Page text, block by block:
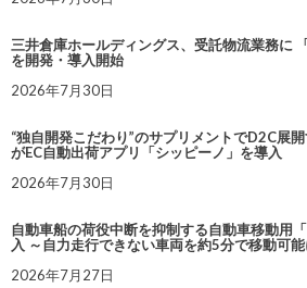
三井倉庫ホールディングス、受託物流業務に
を開発・導入開始
2026年7月30日
“独自開発こだわり”のサプリメントでD2C展
がEC自動出荷アプリ「シッピーノ」を導入
2026年7月30日
自動車船の荷役中断を抑制する自動車移動用
入 ～自力走行できない車両を約5分で移動可能
2026年7月27日